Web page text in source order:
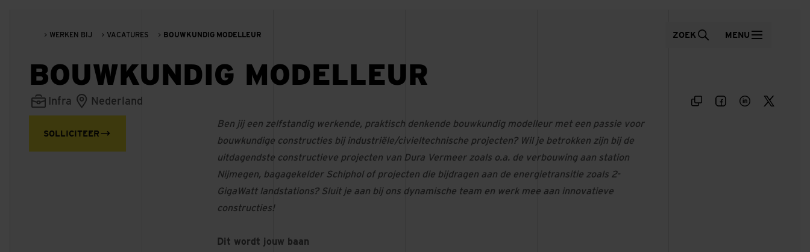
WERKEN BIJ VACATURES BOUWKUNDIG MODELLEUR ZOEK MENU
BOUWKUNDIG MODELLEUR
Infra Nederland
SOLLICITEER
Ben jij een zelfstandig werkende, praktisch denkende bouwkundig modelleur met een passie voor
bouwkundige constructies bij industriële/civieltechnische projecten? Wil je betrokken zijn bij de
uitdagendste constructieve projecten van Dura Vermeer zoals o.a. de verbouwing aan station
Nijmegen, bagagekelder Schiphol of projecten die bijdragen aan de energietransitie zoals 2-
GigaWatt landstations? Sluit je aan bij ons dynamische team en werk mee aan innovatieve
constructies!
Dit wordt jouw baan